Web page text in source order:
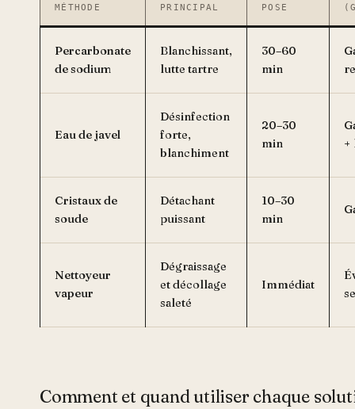
MÉTHODE
PRINCIPAL
POSE
Percarbonate
de sodium
Blanchissant,
lutte tartre
30–60
min
Eau de javel
Désinfection
forte,
blanchiment
20–30
min
+
Cristaux de
soude
Détachant
puissant
10–30
min
Nettoyeur
vapeur
Dégraissage
et décollage
saleté
Immédiat
Comment et quand utiliser chaque